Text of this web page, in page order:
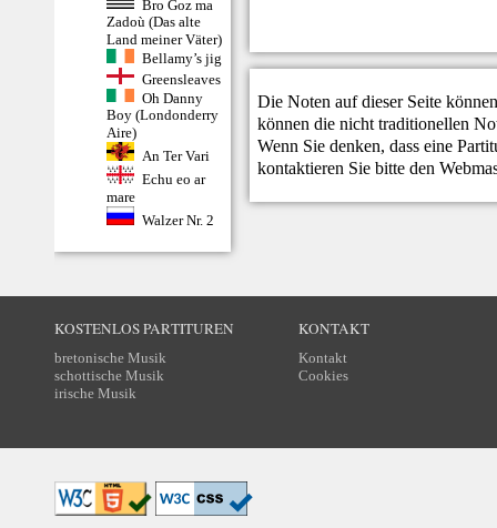
Bro Goz ma
Zadoù (Das alte
Land meiner Väter)
Bellamy’s jig
Greensleaves
Oh Danny
Boy (Londonderry
Aire)
An Ter Vari
Echu eo ar
mare
Walzer Nr. 2
Die Noten auf dieser Seite
können die nicht traditionellen
Wenn Sie denken, dass eine
kontaktieren Sie bitte den
KOSTENLOS PARTITUREN
bretonische Musik
schottische Musik
irische Musik
KONTAKT
Kontakt
Cookies